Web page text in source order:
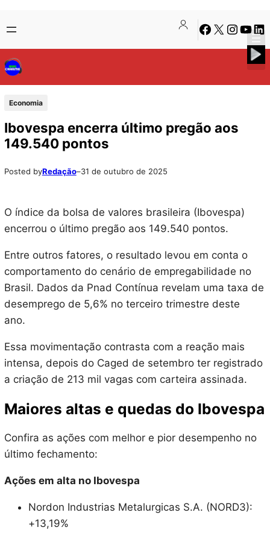
para
o
conteúdo
to
content
Facebook
X Instagram
Economia
Ibovespa encerra último pregão aos
149.540 pontos
Posted byRedação–31 de outubro de 2025
O índice da bolsa de valores brasileira (Ibovespa)
encerrou o último pregão aos 149.540 pontos.
Entre outros fatores, o resultado levou em conta o
comportamento do cenário de empregabilidade no
Brasil. Dados da Pnad Contínua revelam uma taxa de
desemprego de 5,6% no terceiro trimestre deste
ano.
Essa movimentação contrasta com a reação mais
intensa, depois do Caged de setembro ter registrado
a criação de 213 mil vagas com carteira assinada.
Maiores altas e quedas do Ibovespa
Confira as ações com melhor e pior desempenho no
último fechamento:
Ações em alta no Ibovespa
Nordon Industrias Metalurgicas S.A. (NORD3):
+13,19%